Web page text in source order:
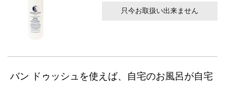
只今お取扱い出来ません
バン ドゥッシュを使えば、自宅のお風呂が自宅